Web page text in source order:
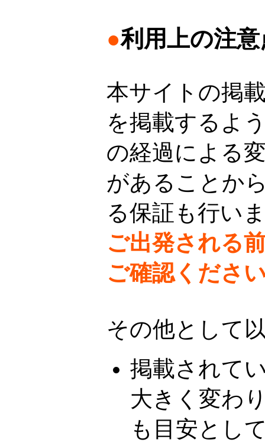
●利用上の注意
本サイトの掲
を掲載するよ
の経過による
があることか
る保証も行い
ご出発される
ご確認くださ
その他として
掲載されて
大きく変わ
も目安とし